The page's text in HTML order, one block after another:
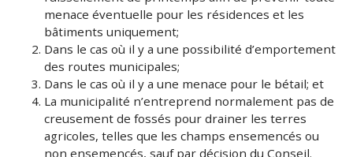
menace éventuelle pour les résidences et les
bâtiments uniquement;
Dans le cas où il y a une possibilité d’emportement
des routes municipales;
Dans le cas où il y a une menace pour le bétail; et
La municipalité n’entreprend normalement pas de
creusement de fossés pour drainer les terres
agricoles, telles que les champs ensemencés ou
non ensemencés, sauf par décision du Conseil.